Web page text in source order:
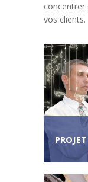
concentrer
vos clients.